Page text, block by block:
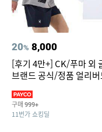
20% 8,000
[후기 4만+] CK/푸마 외
브랜드 공식/정품 얼리버
구매 999+
11번가 쇼킹딜